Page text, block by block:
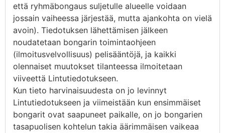
että ryhmäbongaus suljetulle alueelle voidaan
jossain vaiheessa järjestää, mutta ajankohta on vielä
avoin). Tiedotuksen lähettämisen jälkeen
noudatetaan bongarin toimintaohjeen
(ilmoitusvelvollisuus) pelisääntöjä, ja kaikki
olennaiset muutokset tilanteessa ilmoitetaan
viiveettä Lintutiedotukseen.
Kun tieto harvinaisuudesta on jo levinnyt
Lintutiedotukseen ja viimeistään kun ensimmäiset
bongarit ovat saapuneet paikalle, on jo bongarien
tasapuolisen kohtelun takia äärimmäisen vaikeaa